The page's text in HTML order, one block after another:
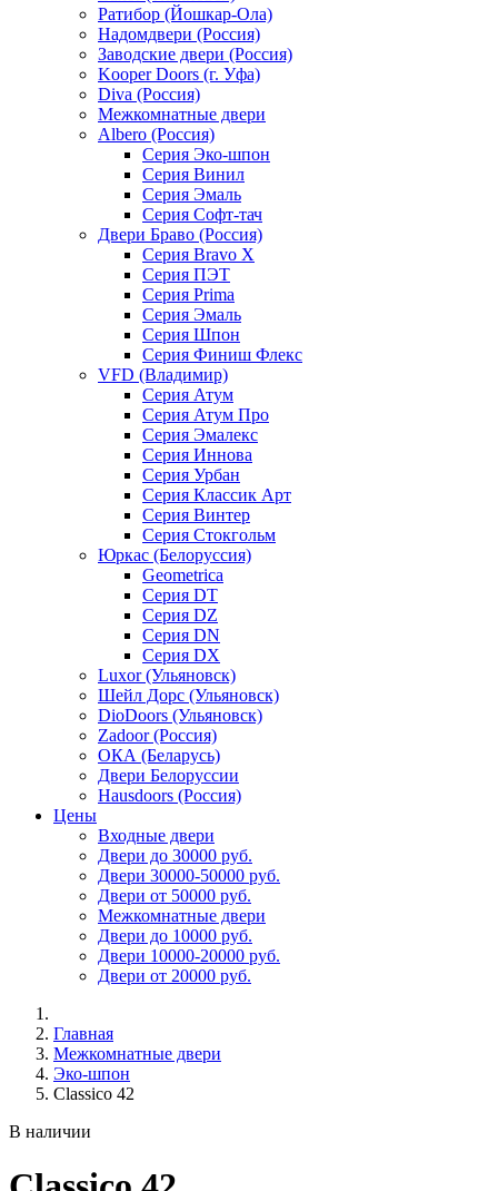
Ратибор (Йошкар-Ола)
Надомдвери (Россия)
Заводские двери (Россия)
Kooper Doors (г. Уфа)
Diva (Россия)
Межкомнатные двери
Albero (Россия)
Серия Эко-шпон
Серия Винил
Серия Эмаль
Серия Софт-тач
Двери Браво (Россия)
Серия Bravo X
Серия ПЭТ
Серия Prima
Серия Эмаль
Серия Шпон
Серия Финиш Флекс
VFD (Владимир)
Серия Атум
Серия Атум Про
Серия Эмалекс
Серия Иннова
Серия Урбан
Серия Классик Арт
Серия Винтер
Серия Стокгольм
Юркас (Белоруссия)
Geometrica
Серия DT
Серия DZ
Серия DN
Серия DX
Luxor (Ульяновск)
Шейл Дорс (Ульяновск)
DioDoors (Ульяновск)
Zadoor (Россия)
ОКА (Беларусь)
Двери Белоруссии
Hausdoors (Россия)
Цены
Входные двери
Двери до 30000 руб.
Двери 30000-50000 руб.
Двери от 50000 руб.
Межкомнатные двери
Двери до 10000 руб.
Двери 10000-20000 руб.
Двери от 20000 руб.
Главная
Межкомнатные двери
Эко-шпон
Classico 42
В наличии